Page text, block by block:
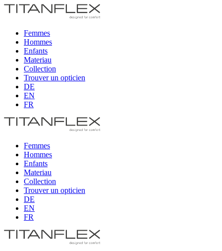
Femmes
Hommes
Enfants
Materiau
Collection
Trouver un opticien
DE
EN
FR
Femmes
Hommes
Enfants
Materiau
Collection
Trouver un opticien
DE
EN
FR